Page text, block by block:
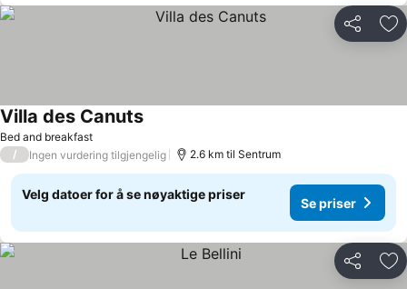
Del
Bed and breakfast
Villa des Canuts
/ Ingen vurdering tilgjengelig 2.6 km til Sentrum
Velg datoer for å se nøyaktige priser
Se priser
Del